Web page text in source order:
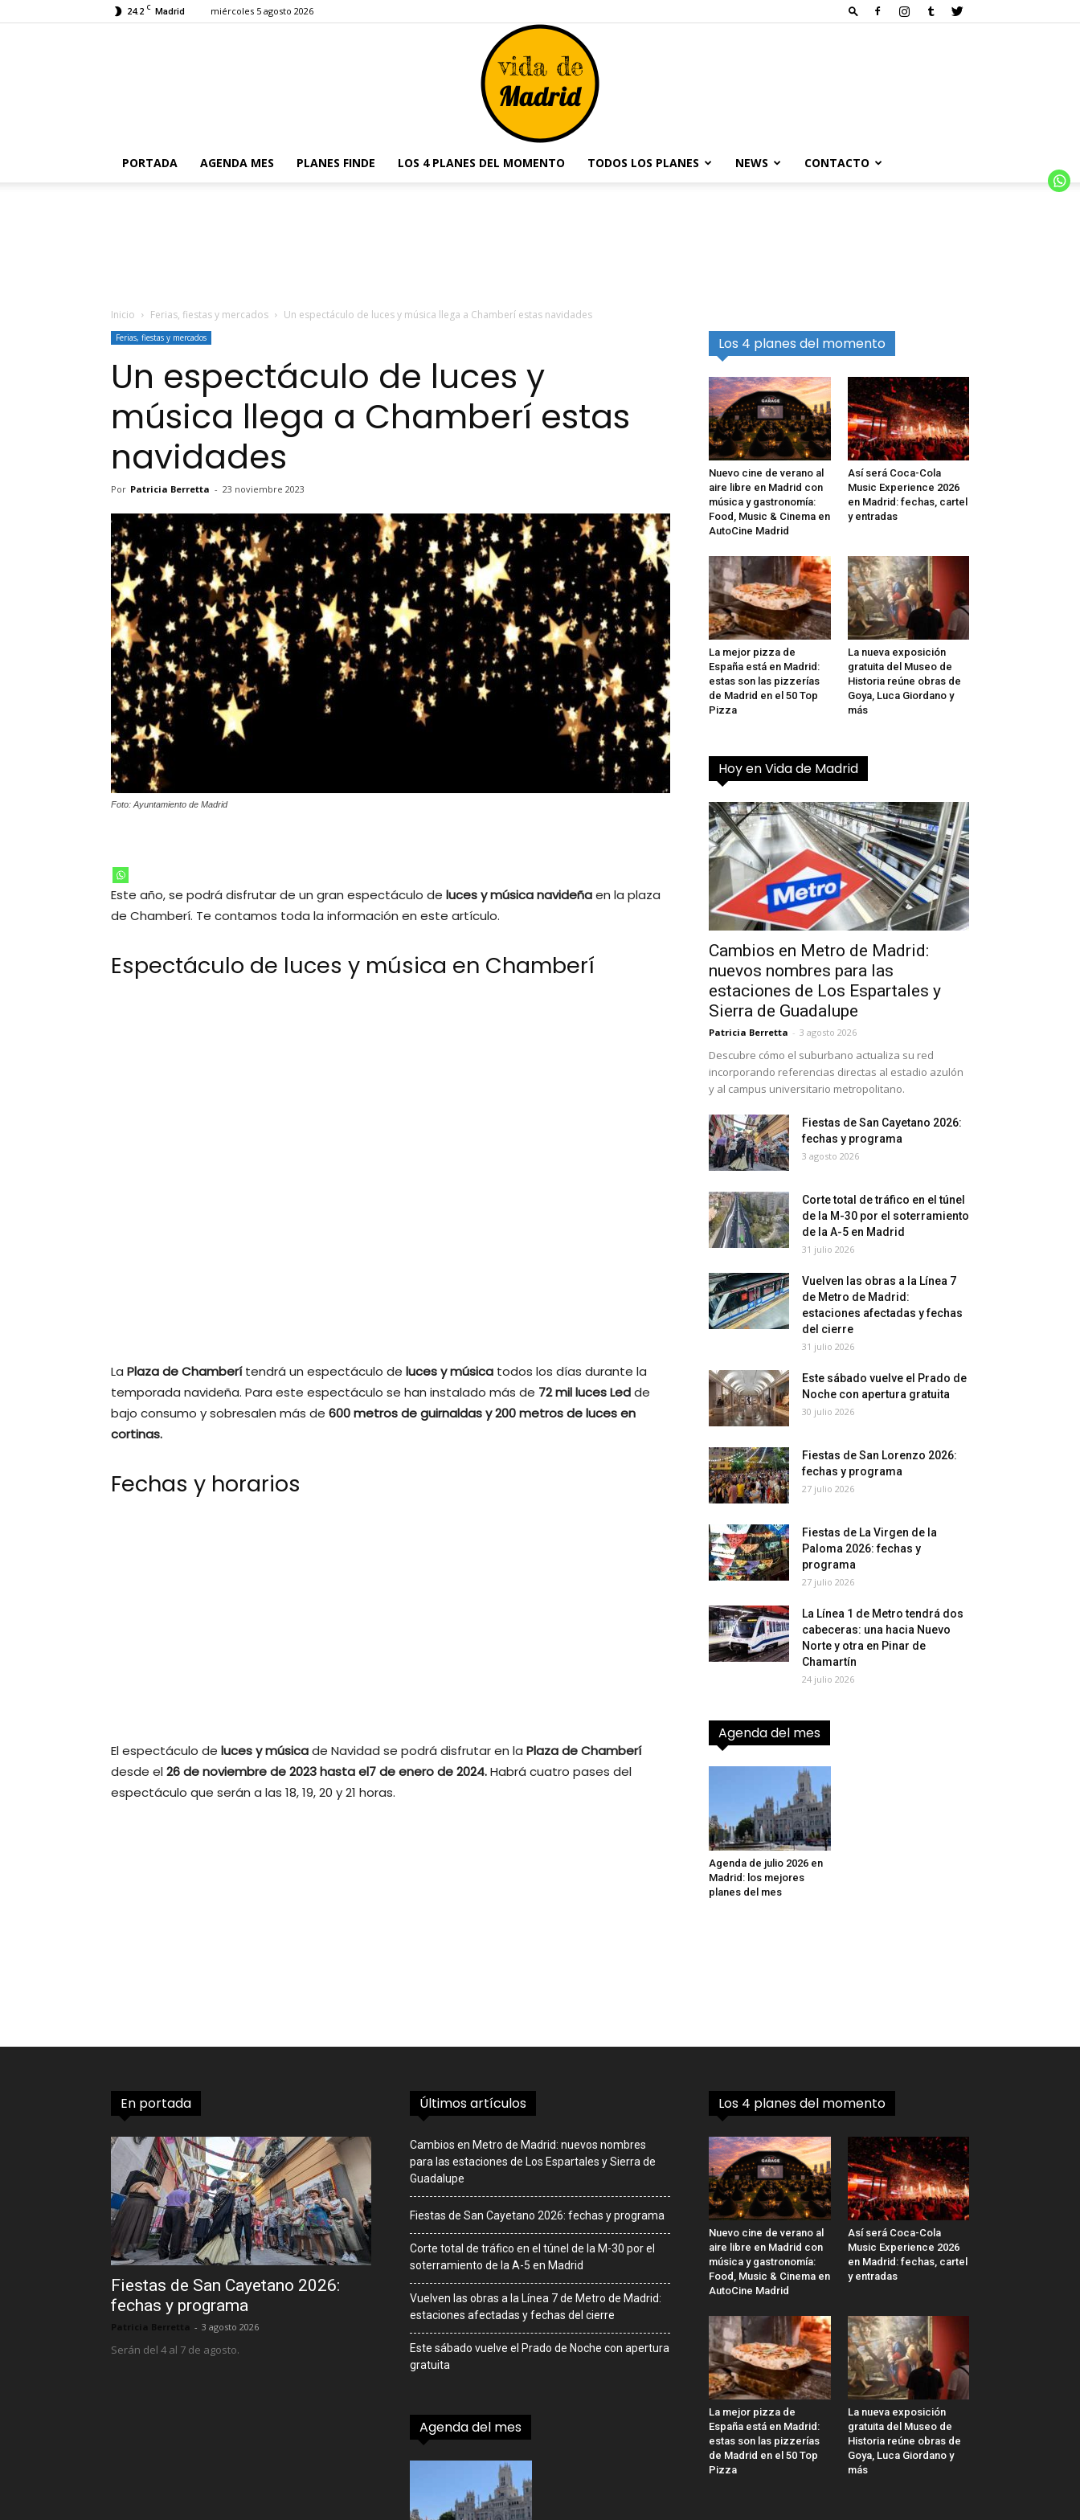
24.2 C Madrid miércoles 5 agosto 2026
PORTADA AGENDA MES PLANES FINDE LOS 4 PLANES DEL MOMENTO TODOS LOS PLANES NEWS CONTACTO
Inicio Ferias, fiestas y mercados Un espectáculo de luces y música llega a Chamberí estas navidades
Ferias, fiestas y mercados
Un espectáculo de luces y
música llega a Chamberí estas
navidades
Por Patricia Berretta - 23 noviembre 2023
Foto: Ayuntamiento de Madrid
Este año, se podrá disfrutar de un gran espectáculo de luces y música navideñaen la plaza
de Chamberí. Te contamos toda la información en este artículo.
Espectáculo de luces y música en Chamberí
La Plaza de Chamberítendrá un espectáculo de luces y música todos los días durante la
temporada navideña. Para este espectáculo se han instalado más de 72 mil luces Ledde
bajo consumo y sobresalen más de 600 metros de guirnaldas y 200 metros de luces en
cortinas.
Fechas y horarios
El espectáculo de luces y músicade Navidad se podrá disfrutar en la Plaza de Chamberí
desde el26 de noviembre de 2023 hasta el7 de enero de 2024.Habrá cuatro pases del
espectáculo que serán a las 18, 19, 20 y 21 horas.
Los 4 planes del momento
Nuevo cine de verano al
aire libre en Madrid con
música y gastronomía:
Food, Music & Cinema en
AutoCine Madrid
Así será Coca-Cola
Music Experience 2026
en Madrid: fechas, cartel
y entradas
La mejor pizza de
España está en Madrid:
estas son las pizzerías
de Madrid en el 50 Top
Pizza
La nueva exposición
gratuita del Museo de
Historia reúne obras de
Goya, Luca Giordano y
más
Hoy en Vida de Madrid
Cambios en Metro de Madrid:
nuevos nombres para las
estaciones de Los Espartales y
Sierra de Guadalupe
Patricia Berretta - 3 agosto 2026
Descubre cómo el suburbano actualiza su red
incorporando referencias directas al estadio azulón
y al campus universitario metropolitano.
Fiestas de San Cayetano 2026:
fechas y programa
3 agosto 2026
Corte total de tráfico en el túnel
de la M-30 por el soterramiento
de la A-5 en Madrid
31 julio 2026
Vuelven las obras a la Línea 7
de Metro de Madrid:
estaciones afectadas y fechas
del cierre
31 julio 2026
Este sábado vuelve el Prado de
Noche con apertura gratuita
30 julio 2026
Fiestas de San Lorenzo 2026:
fechas y programa
27 julio 2026
Fiestas de La Virgen de la
Paloma 2026: fechas y
programa
27 julio 2026
La Línea 1 de Metro tendrá dos
cabeceras: una hacia Nuevo
Norte y otra en Pinar de
Chamartín
24 julio 2026
Agenda del mes
Agenda de julio 2026 en
Madrid: los mejores
planes del mes
En portada
Fiestas de San Cayetano 2026:
fechas y programa
Patricia Berretta - 3 agosto 2026
Serán del 4 al 7 de agosto.
Últimos artículos
Cambios en Metro de Madrid: nuevos nombres
para las estaciones de Los Espartales y Sierra de
Guadalupe
Fiestas de San Cayetano 2026: fechas y programa
Corte total de tráfico en el túnel de la M-30 por el
soterramiento de la A-5 en Madrid
Vuelven las obras a la Línea 7 de Metro de Madrid:
estaciones afectadas y fechas del cierre
Este sábado vuelve el Prado de Noche con apertura
gratuita
Agenda del mes
Los 4 planes del momento
Nuevo cine de verano al
aire libre en Madrid con
música y gastronomía:
Food, Music & Cinema en
AutoCine Madrid
Así será Coca-Cola
Music Experience 2026
en Madrid: fechas, cartel
y entradas
La mejor pizza de
España está en Madrid:
estas son las pizzerías
de Madrid en el 50 Top
Pizza
La nueva exposición
gratuita del Museo de
Historia reúne obras de
Goya, Luca Giordano y
más